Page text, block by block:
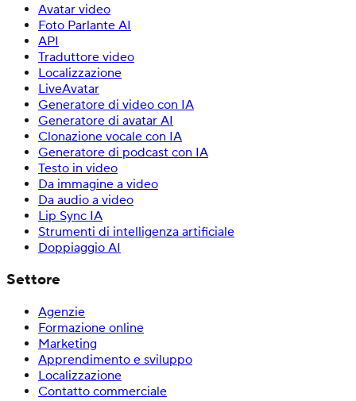
Avatar video
Foto Parlante AI
API
Traduttore video
Localizzazione
LiveAvatar
Generatore di video con IA
Generatore di avatar AI
Clonazione vocale con IA
Generatore di podcast con IA
Testo in video
Da immagine a video
Da audio a video
Lip Sync IA
Strumenti di intelligenza artificiale
Doppiaggio AI
Settore
Agenzie
Formazione online
Marketing
Apprendimento e sviluppo
Localizzazione
Contatto commerciale